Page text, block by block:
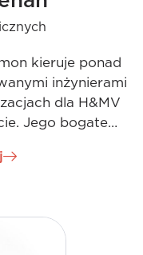
kieruje ponad
inżynierami
dla H&MV
Jego bogate
napięcia pozwala
zawodowym i
firmy oraz